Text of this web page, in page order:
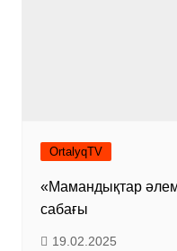
OrtalyqTV
«Мамандықтар
сабағы
19.02.2025